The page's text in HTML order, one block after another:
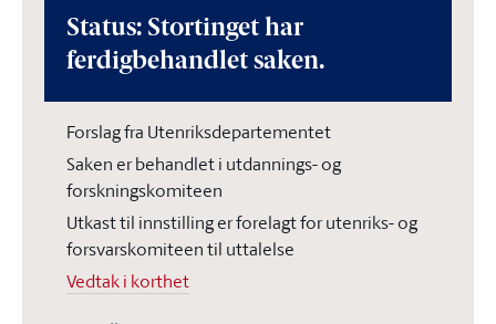
Status: Stortinget har
ferdigbehandlet saken.
Forslag fra Utenriksdepartementet
Saken er behandlet i utdannings- og
forskningskomiteen
Utkast til innstilling er forelagt for utenriks- og
forsvarskomiteen til uttalelse
Vedtak i korthet